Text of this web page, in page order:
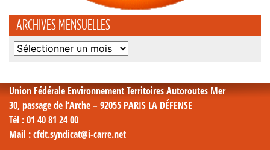
ARCHIVES MENSUELLES
Archives
Union Fédérale Environnement Territoires Autoroutes Mer
30, passage de l’Arche – 92055 PARIS LA DÉFENSE
Tél : 01 40 81 24 00
Mail : cfdt.syndicat@i-carre.net